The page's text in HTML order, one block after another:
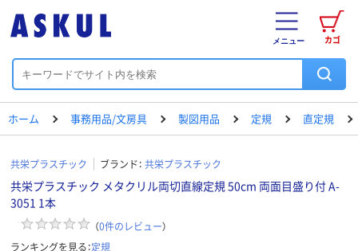
カゴ
メニュー
ホーム 事務用品/文房具 製図用品 定規 直定規
共栄プラスチック ブランド： 共栄プラスチック
共栄プラスチック メタクリル両切直線定規 50cm 両面目盛り付 A-
3051 1本
（0件のレビュー）
ランキングを見る：定規